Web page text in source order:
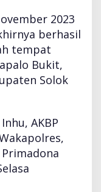
2023
berhasil
tempat
Bukit,
Solok
AKBP